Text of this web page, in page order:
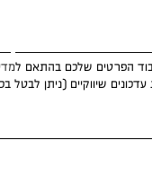
הפרטים שלכם בהתאם ל
שיווקיים (ניתן לבטל